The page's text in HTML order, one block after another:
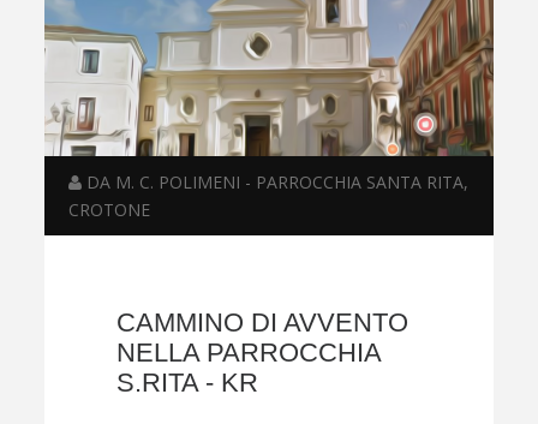
DA M. C. POLIMENI - PARROCCHIA SANTA RITA,
CROTONE
CAMMINO DI AVVENTO
NELLA PARROCCHIA
S.RITA - KR